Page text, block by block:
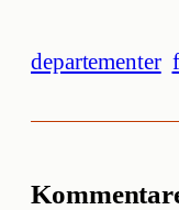
departementer